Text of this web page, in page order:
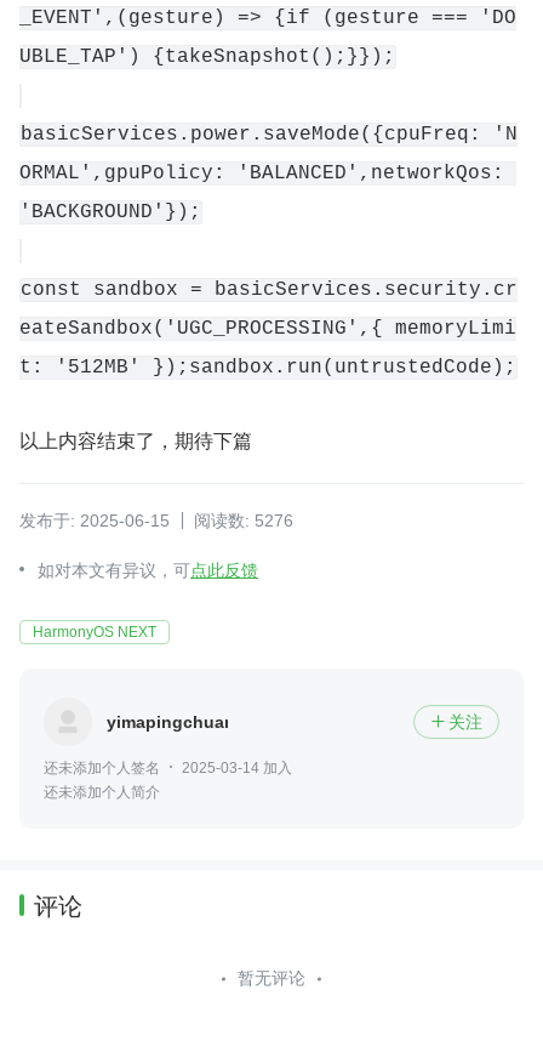
_EVENT',(gesture) => {if (gesture === 'DO
UBLE_TAP') {takeSnapshot();}});
basicServices.power.saveMode({cpuFreq: 'N
ORMAL',gpuPolicy: 'BALANCED',networkQos:
'BACKGROUND'});
const sandbox = basicServices.security.cr
eateSandbox('UGC_PROCESSING',{ memoryLimi
t: '512MB' });sandbox.run(untrustedCode);
以上内容结束了，期待下篇
发布于: 2025-06-15 阅读数: 5276
如对本文有异议，可点此反馈
HarmonyOS NEXT
yimapingchuan  关注
还未添加个人签名
2025-03-14 加入
还未添加个人简介
评论
暂无评论